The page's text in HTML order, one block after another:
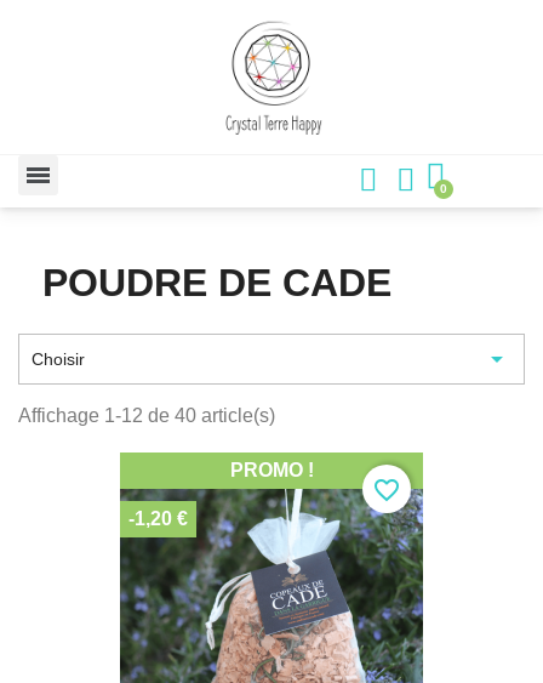
POUDRE DE CADE
Choisir 
Affichage 1-12 de 40 article(s)
PROMO !
-1,20 €
favorite_border